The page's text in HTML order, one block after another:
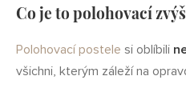
Co je to polohovací
Polohovací postele si oblíbili
všichni, kterým záleží na